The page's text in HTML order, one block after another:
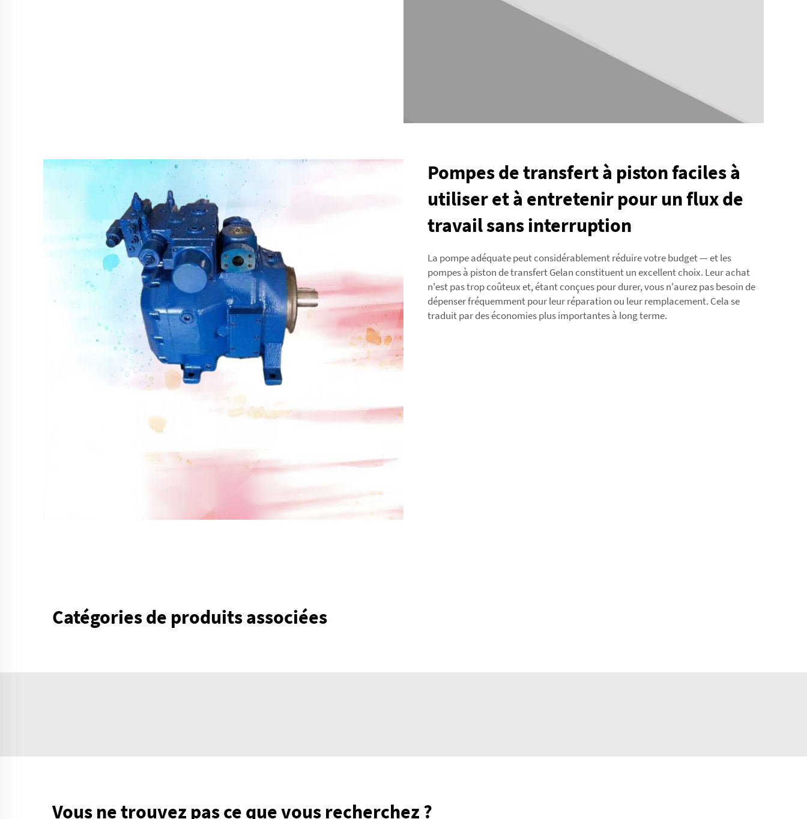
Pompes de transfert à piston faciles à
utiliser et à entretenir pour un flux de
travail sans interruption
La pompe adéquate peut considérablement réduire votre budget — et les
pompes à piston de transfert Gelan constituent un excellent choix. Leur achat
n'est pas trop coûteux et, étant conçues pour durer, vous n'aurez pas besoin de
dépenser fréquemment pour leur réparation ou leur remplacement. Cela se
traduit par des économies plus importantes à long terme.
Catégories de produits associées
Vous ne trouvez pas ce que vous recherchez ?